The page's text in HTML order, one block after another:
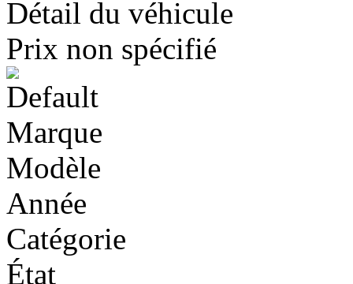
Détail du véhicule
Prix ​​non spécifié
Marque
Modèle
Année
Catégorie
État